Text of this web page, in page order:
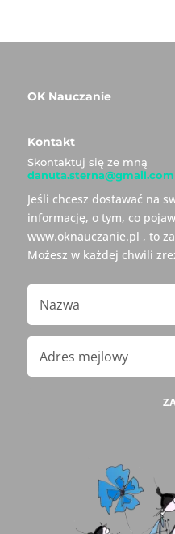
OK Nauczanie
Kontakt
Skontaktuj się ze mną
danuta.sterna@gmail.com
Jeśli chcesz dostawać na
informację, o tym, co
www.oknauczanie.pl , to
Możesz w każdej chwili